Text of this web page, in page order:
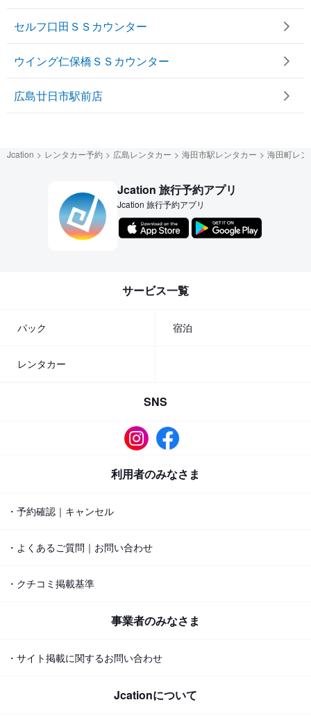
セルフ口田ＳＳカウンター
ウイング仁保橋ＳＳカウンター
広島廿日市駅前店
Jcation レンタカー予約 広島レンタカー 海田市駅レンタカー 海田町レ
Jcation 旅行予約アプリ
Jcation 旅行予約アプリ
サービス一覧
パック 宿泊
レンタカー
SNS
利用者のみなさま
・予約確認｜キャンセル
・よくあるご質問｜お問い合わせ
・クチコミ掲載基準
事業者のみなさま
・サイト掲載に関するお問い合わせ
Jcationについて